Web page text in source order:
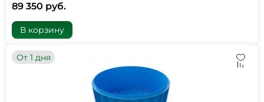
89 350 руб.
В корзину
От 1 дня